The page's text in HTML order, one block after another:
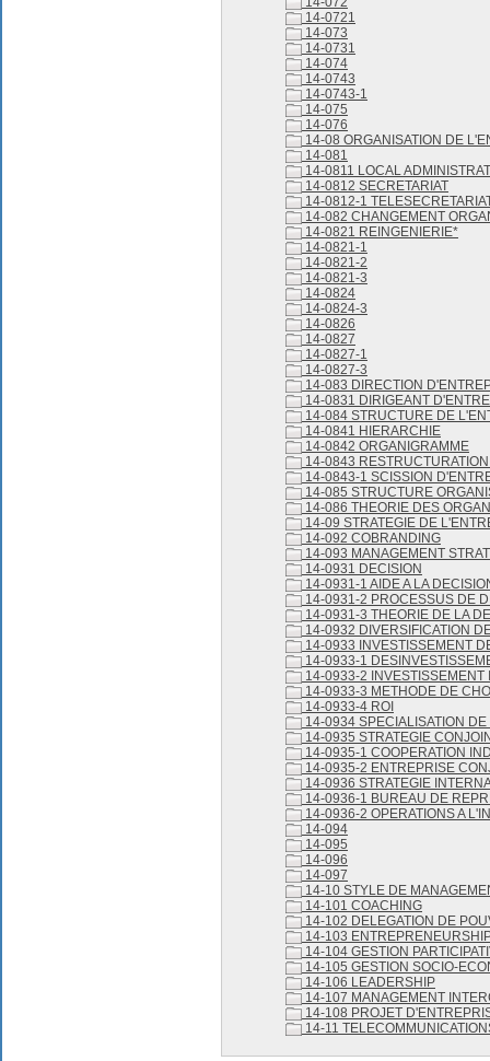
14-0721
14-073
14-0731
14-074
14-0743
14-0743-1
14-075
14-076
14-08 ORGANISATION DE
14-081
14-0811 LOCAL
14-0812 SECRETARIAT
14-0812-1
14-082 CHANGEMENT
14-0821 REINGENIERIE*
14-0821-1
14-0821-2
14-0821-3
14-0824
14-0824-3
14-0826
14-0827
14-0827-1
14-0827-3
14-083 DIRECTION
14-0831 DIRIGEANT
14-084 STRUCTURE DE
14-0841 HIERARCHIE
14-0842 ORGANIGRAMME
14-0843
14-0843-1 SCISSION
14-085 STRUCTURE
14-086 THEORIE DES
14-09 STRATEGIE DE
14-092 COBRANDING
14-093 MANAGEMENT
14-0931 DECISION
14-0931-1 AIDE A LA
14-0931-2 PROCESSUS DE
14-0931-3 THEORIE DE LA
14-0932 DIVERSIFICATION
14-0933 INVESTISSEMENT
14-0933-1
14-0933-2 INVESTISSEMENT
14-0933-3 METHODE DE
14-0933-4 ROI
14-0934 SPECIALISATION
14-0935 STRATEGIE
14-0935-1 COOPERATION
14-0935-2 ENTREPRISE
14-0936 STRATEGIE
14-0936-1 BUREAU DE
14-0936-2 OPERATIONS A
14-094
14-095
14-096
14-097
14-10 STYLE DE
14-101 COACHING
14-102 DELEGATION DE
14-103
14-104 GESTION
14-105 GESTION SOCIO-
14-106 LEADERSHIP
14-107 MANAGEMENT
14-108 PROJET
14-11